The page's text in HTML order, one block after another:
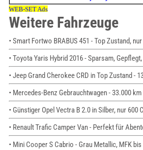
Weitere Fahrzeuge
• Smart Fortwo BRABUS 451 - Top Zustand,
• Toyota Yaris Hybrid 2016 - Sparsam,
• Jeep Grand Cherokee CRD in Top Zustand -
• Mercedes-Benz Gebrauchtwagen - 33.000 km
• Günstiger Opel Vectra B 2.0 in Silber, nur 600
• Renault Trafic Camper Van - Perfekt für
• Mini Cooper S Cabrio - Grau Metallic, MFK